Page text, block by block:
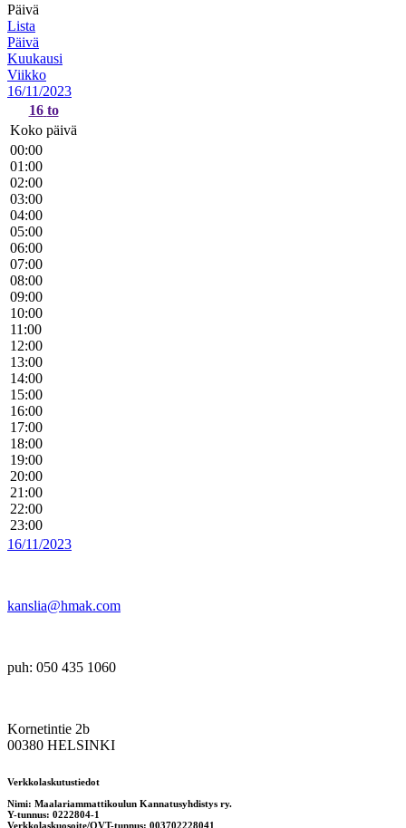
Päivä
Lista
Päivä
Kuukausi
Viikko
16/11/2023
16 to
Koko päivä
00:00
01:00
02:00
03:00
04:00
05:00
06:00
07:00
08:00
09:00
10:00
11:00
12:00
13:00
14:00
15:00
16:00
17:00
18:00
19:00
20:00
21:00
22:00
23:00
16/11/2023
kanslia@hmak.com
puh: 050 435 1060
Kornetintie 2b
00380 HELSINKI
Verkkolaskutustiedot
Nimi: Maalariammattikoulun Kannatusyhdistys ry.
Y-tunnus: 0222804-1
Verkkolaskuosoite/OVT-tunnus: 003702228041